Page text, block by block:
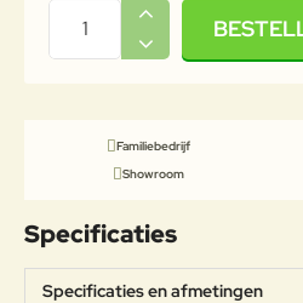
Familiebedrijf
Showroom
Specificaties
Specificaties en afmetingen